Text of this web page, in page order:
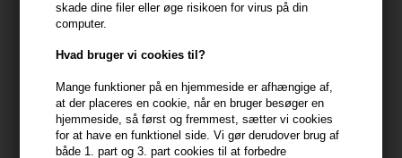
skade dine filer eller øge risikoen for virus på din
computer.
Hvad bruger vi cookies til?
Mange funktioner på en hjemmeside er afhængige af,
at der placeres en cookie, når en bruger besøger en
hjemmeside, så først og fremmest, sætter vi cookies
for at have en funktionel side. Vi gør derudover brug af
både 1. part og 3. part cookies til at forbedre
Egenskaber
Paul Mitchell Super Skinny Shampoo er skabt på en formel af
hovedbund i dybden. Shampooen efterlader dig med glat hår,
stærkere og fastere hårstrå samt en reduceret tørretid.
Shampooen er beriget med Smoothing Complex formularen, der